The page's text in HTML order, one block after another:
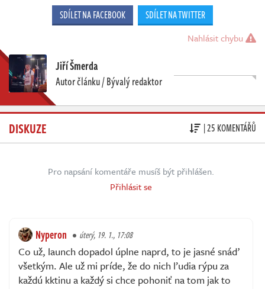
SDÍLET NA FACEBOOK SDÍLET NA TWITTER
Nahlásit chybu
Jiří Šmerda
Autor článku / Bývalý redaktor
DISKUZE | 25 KOMENTÁŘŮ
Pro napsání komentáře musíš být přihlášen.
Přihlásit se
Nyperon úterý, 19. 1., 17:08
Co už, launch dopadol úplne naprd, to je jasné snáď
všetkým. Ale už mi príde, že do nich ľudia rýpu za
každú kktinu a každý si chce pohoniť na tom jak to